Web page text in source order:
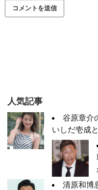
人気記事
谷原章介
いしだ壱成
清原和博